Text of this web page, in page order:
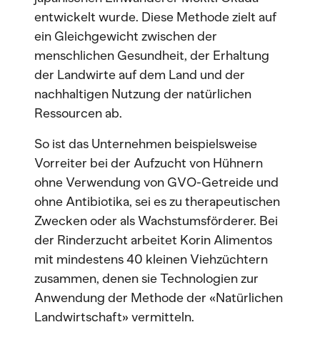
entwickelt wurde. Diese Methode zielt auf
ein Gleichgewicht zwischen der
menschlichen Gesundheit, der Erhaltung
der Landwirte auf dem Land und der
nachhaltigen Nutzung der natürlichen
Ressourcen ab.
So ist das Unternehmen beispielsweise
Vorreiter bei der Aufzucht von Hühnern
ohne Verwendung von GVO-Getreide und
ohne Antibiotika, sei es zu therapeutischen
Zwecken oder als Wachstumsförderer. Bei
der Rinderzucht arbeitet Korin Alimentos
mit mindestens 40 kleinen Viehzüchtern
zusammen, denen sie Technologien zur
Anwendung der Methode der «Natürlichen
Landwirtschaft» vermitteln.